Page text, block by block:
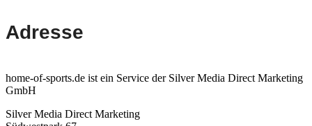
Adresse
home-of-sports.de ist ein Service der Silver Media Direct Marketing
GmbH
Silver Media Direct Marketing